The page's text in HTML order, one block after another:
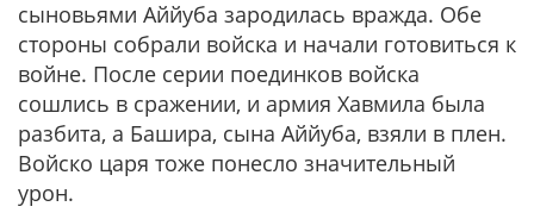
сыновьями Аййуба зародилась вражда. Обе
стороны собрали войска и начали готовиться к
войне. После серии поединков войска
сошлись в сражении, и армия Хавмила была
разбита, а Башира, сына Аййуба, взяли в плен.
Войско царя тоже понесло значительный
урон.